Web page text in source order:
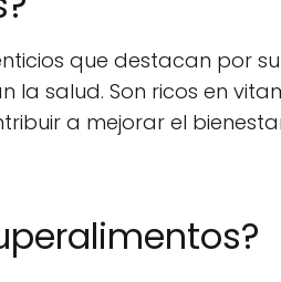
que destacan por
salud. Son ricos en
a mejorar el